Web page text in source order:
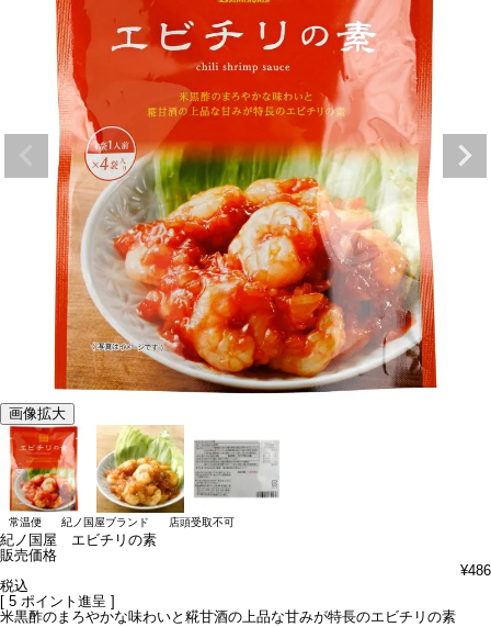
画像拡大
常温便 紀ノ国屋ブランド 店頭受取不可
紀ノ国屋 エビチリの素
販売価格
¥486
税込
[ 5 ポイント進呈 ]
米黒酢のまろやかな味わいと糀甘酒の上品な甘みが特長のエビチリの素